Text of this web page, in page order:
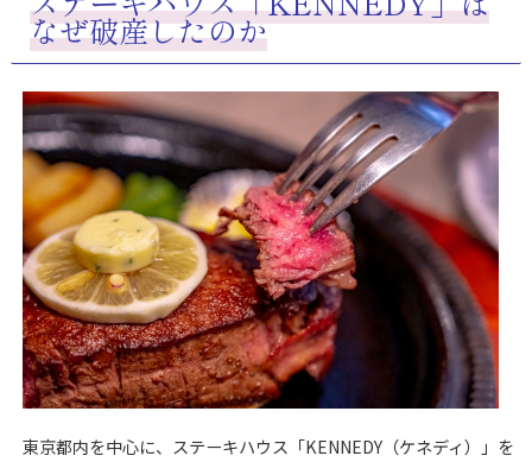
なぜ破産したのか
東京都内を中心に、ステーキハウス「KENNEDY（ケネディ）」を